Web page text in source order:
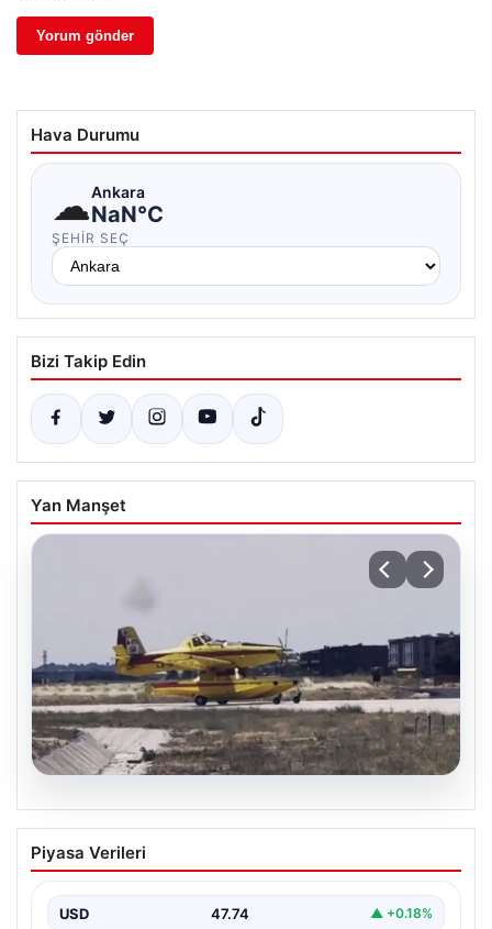
Hava Durumu
☁Ankara
NaN°C
ŞEHIR SEÇ
Bizi Takip Edin
Yan Manşet
İspanya ve Fransa’daki Görevlerini
Tamamlayan Yangın Söndürme Uçakları
Orman Genel Müdürlüğü tarafından yapılan açıklamada,
Piyasa Verileri
USD 47.74 ▲ +0.18%